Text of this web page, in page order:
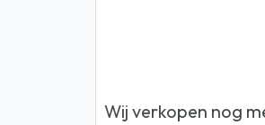
Wij verkopen nog